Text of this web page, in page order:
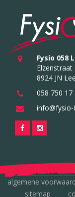
Fysio 058
Elzenstraat
8924 JN
058 750 17
info@fysio-
algemene
sitemap